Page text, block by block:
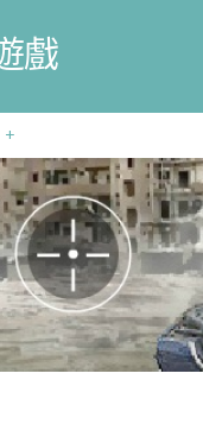
戲
+